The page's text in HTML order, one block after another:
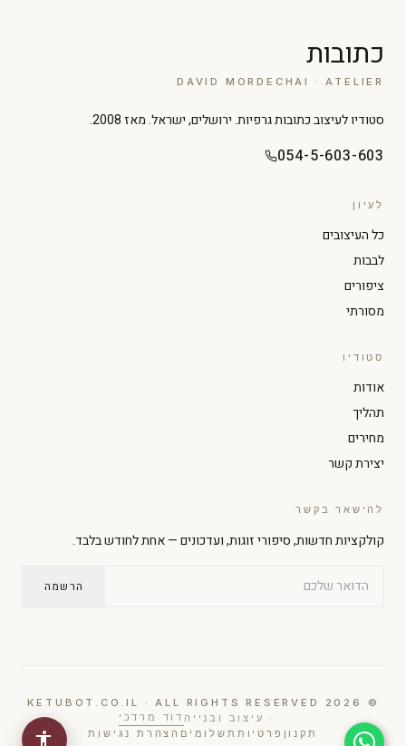
כתובות
DAVID MORDECHAI · ATELIER
סטודיו לעיצוב כתובות גרפיות. ירושלים, ישראל. מאז 2008.
054-5-603-603
לעיון
כל העיצובים
לבבות
ציפורים
מסורתי
סטודיו
אודות
תהליך
מחירים
יצירת קשר
להישאר בקשר
קולקציות חדשות, סיפורי זוגות, ועדכונים — אחת לחודש בלבד.
הרשמה
© 2026 KETUBOT.CO.IL · ALL RIGHTS RESERVED
· עיצוב ובנייה דוד מרדכי
תקנון פרטיות תשלומים הצהרת נגישות